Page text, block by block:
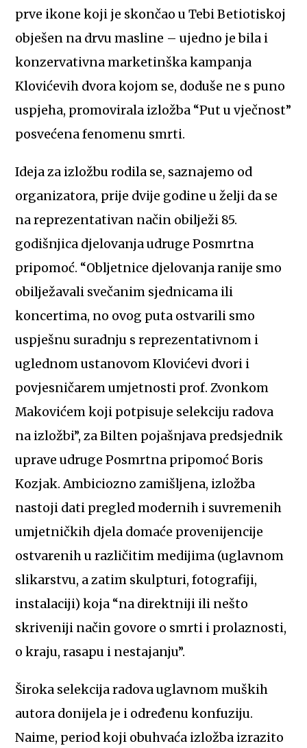
prve ikone koji je skončao u Tebi Betiotiskoj
obješen na drvu masline – ujedno je bila i
konzervativna marketinška kampanja
Klovićevih dvora kojom se, doduše ne s puno
uspjeha, promovirala izložba “Put u vječnost”
posvećena fenomenu smrti.
Ideja za izložbu rodila se, saznajemo od
organizatora, prije dvije godine u želji da se
na reprezentativan način obilježi 85.
godišnjica djelovanja udruge Posmrtna
pripomoć. “Obljetnice djelovanja ranije smo
obilježavali svečanim sjednicama ili
koncertima, no ovog puta ostvarili smo
uspješnu suradnju s reprezentativnom i
uglednom ustanovom Klovićevi dvori i
povjesničarem umjetnosti prof. Zvonkom
Makovićem koji potpisuje selekciju radova
na izložbi”, za Bilten pojašnjava predsjednik
uprave udruge Posmrtna pripomoć Boris
Kozjak. Ambiciozno zamišljena, izložba
nastoji dati pregled modernih i suvremenih
umjetničkih djela domaće provenijencije
ostvarenih u različitim medijima (uglavnom
slikarstvu, a zatim skulpturi, fotografiji,
instalaciji) koja “na direktniji ili nešto
skriveniji način govore o smrti i prolaznosti,
o kraju, rasapu i nestajanju”.
Široka selekcija radova uglavnom muških
autora donijela je i određenu konfuziju.
Naime, period koji obuhvaća izložba izrazito